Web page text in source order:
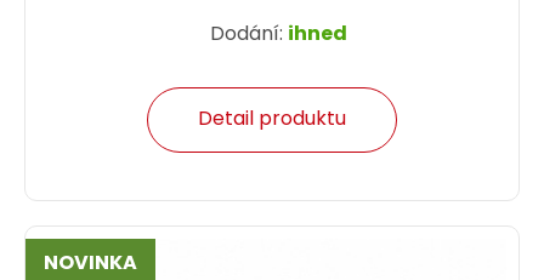
Dodání: ihned
Detail produktu
NOVINKA